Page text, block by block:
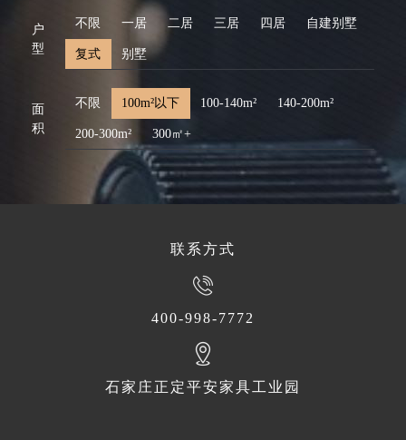
户
型
不限 一居 二居 三居 四居 自建别墅
复式 别墅
面
积
不限 100m²以下 100-140m² 140-200m²
200-300m² 300㎡+
联系方式
400-998-7772
石家庄正定平安家具工业园